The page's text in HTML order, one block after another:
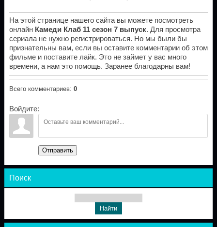
На этой странице нашего сайта вы можете посмотреть
онлайн Камеди Клаб 11 сезон 7 выпуск. Для просмотра
сериала не нужно регистрироваться. Но мы были бы
признательны вам, если вы оставите комментарии об этом
фильме и поставите лайк. Это не займет у вас много
времени, а нам это помощь. Заранее благодарны вам!
Всего комментариев: 0
Войдите:
Отправить
Поиск